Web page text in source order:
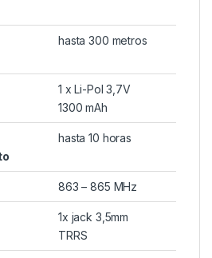
hasta 300 metros
1 x Li-Pol 3,7V
1300 mAh
hasta 10 horas
863 – 865 MHz
1x jack 3,5mm
TRRS